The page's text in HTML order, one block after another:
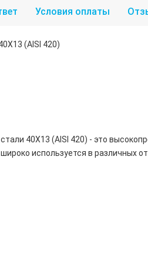
Условия оплаты
(AISI 420)
40Х13 (AISI 420) - это
используется в различных